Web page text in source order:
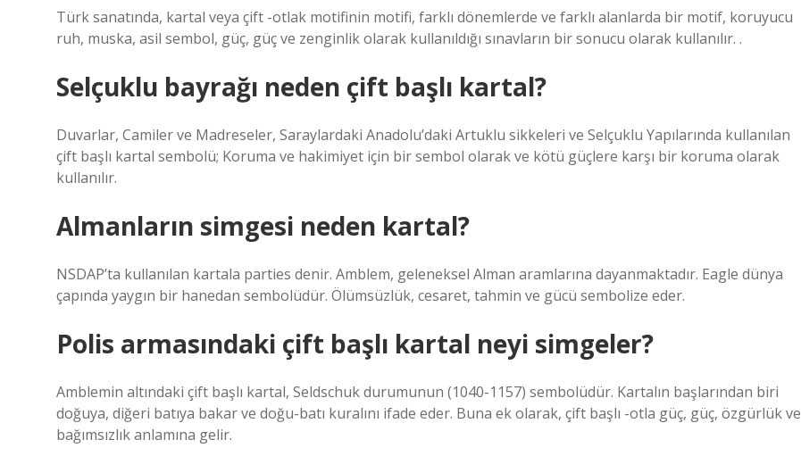
Türk sanatında, kartal veya çift -otlak motifinin motifi, farklı dönemlerde ve farklı alanlarda bir motif, koruyucu
ruh, muska, asil sembol, güç, güç ve zenginlik olarak kullanıldığı sınavların bir sonucu olarak kullanılır. .
Selçuklu bayrağı neden çift başlı kartal?
Duvarlar, Camiler ve Madreseler, Saraylardaki Anadolu’daki Artuklu sikkeleri ve Selçuklu Yapılarında kullanılan
çift başlı kartal sembolü; Koruma ve hakimiyet için bir sembol olarak ve kötü güçlere karşı bir koruma olarak
kullanılır.
Almanların simgesi neden kartal?
NSDAP’ta kullanılan kartala parties denir. Amblem, geleneksel Alman aramlarına dayanmaktadır. Eagle dünya
çapında yaygın bir hanedan sembolüdür. Ölümsüzlük, cesaret, tahmin ve gücü sembolize eder.
Polis armasındaki çift başlı kartal neyi simgeler?
Amblemin altındaki çift başlı kartal, Seldschuk durumunun (1040-1157) sembolüdür. Kartalın başlarından biri
doğuya, diğeri batıya bakar ve doğu-batı kuralını ifade eder. Buna ek olarak, çift başlı -otla güç, güç, özgürlük ve
bağımsızlık anlamına gelir.